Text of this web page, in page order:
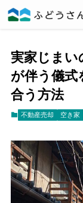
実家じまい
が伴う儀式
合う方法
不動産売却 空き家